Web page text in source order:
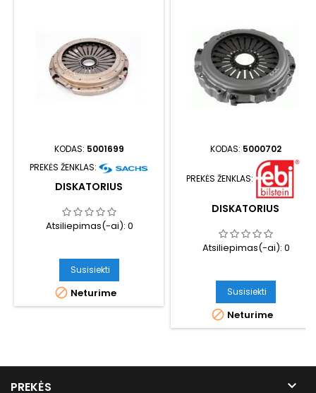
KODAS: 5001699
PREKĖS ŽENKLAS:
DISKATORIUS
Atsiliepimas(-ai): 0
Susisiekti
 Neturime
KODAS: 5000702
PREKĖS ŽENKLAS:
DISKATORIUS
Atsiliepimas(-ai): 0
Susisiekti
 Neturime
PREKĖS 